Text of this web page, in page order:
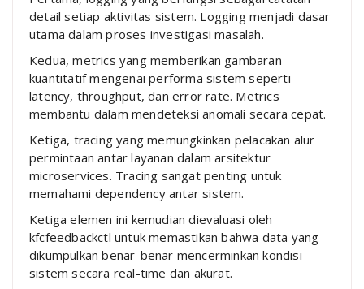
detail setiap aktivitas sistem. Logging menjadi dasar
utama dalam proses investigasi masalah.
Kedua, metrics yang memberikan gambaran
kuantitatif mengenai performa sistem seperti
latency, throughput, dan error rate. Metrics
membantu dalam mendeteksi anomali secara cepat.
Ketiga, tracing yang memungkinkan pelacakan alur
permintaan antar layanan dalam arsitektur
microservices. Tracing sangat penting untuk
memahami dependency antar sistem.
Ketiga elemen ini kemudian dievaluasi oleh
kfcfeedbackctl untuk memastikan bahwa data yang
dikumpulkan benar-benar mencerminkan kondisi
sistem secara real-time dan akurat.